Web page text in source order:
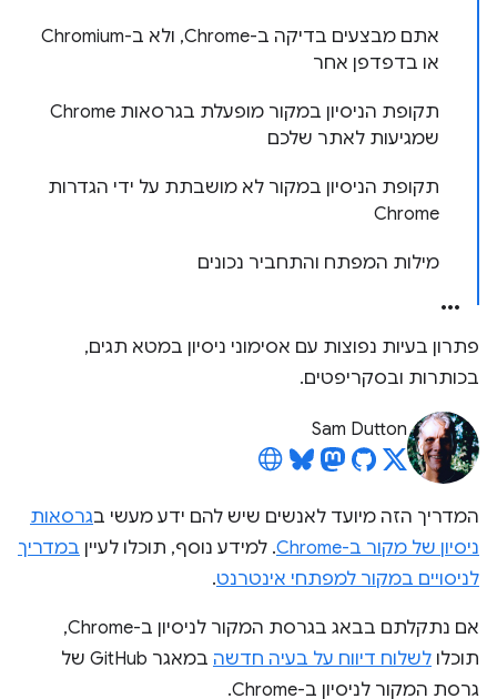
אתם מבצעים בדיקה ב-Chrome, ולא ב-Chromium
או בדפדפן אחר
תקופת הניסיון במקור מופעלת בגרסאות Chrome
שמגיעות לאתר שלכם
תקופת הניסיון במקור לא מושבתת על ידי הגדרות
Chrome
מילות המפתח והתחביר נכונים
פתרון בעיות נפוצות עם אסימוני ניסיון במטא תגים,
בכותרות ובסקריפטים.
Sam Dutton
המדריך הזה מיועד לאנשים שיש להם ידע מעשי בגרסאות
ניסיון של מקור ב-Chrome
. למידע נוסף, תוכלו לעיין במדריך
לניסויים במקור למפתחי אינטרנט.
אם נתקלתם בבאג בגרסת המקור לניסיון ב-Chrome,
תוכלו לשלוח דיווח על בעיה חדשה
במאגר GitHub של
גרסת המקור לניסיון ב-Chrome.